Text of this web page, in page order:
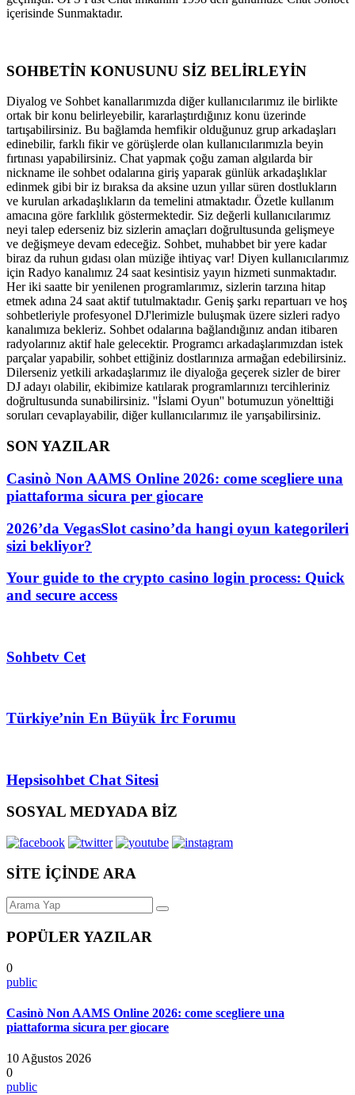
içerisinde Sunmaktadır.
SOHBETİN KONUSUNU SİZ BELİRLEYİN
Diyalog ve Sohbet kanallarımızda diğer kullanıcılarımız ile birlikte
ortak bir konu belirleyebilir, kararlaştırdığınız konu üzerinde
tartışabilirsiniz. Bu bağlamda hemfikir olduğunuz grup arkadaşları
edinebilir, farklı fikir ve görüşlerde olan kullanıcılarımızla beyin
fırtınası yapabilirsiniz. Chat yapmak çoğu zaman algılarda bir
nickname ile sohbet odalarına giriş yaparak günlük arkadaşlıklar
edinmek gibi bir iz bıraksa da aksine uzun yıllar süren dostlukların
ve kurulan arkadaşlıkların da temelini atmaktadır. Özetle kullanım
amacına göre farklılık göstermektedir. Siz değerli kullanıcılarımız
neyi talep ederseniz biz sizlerin amaçları doğrultusunda gelişmeye
ve değişmeye devam edeceğiz. Sohbet, muhabbet bir yere kadar
biraz da ruhun gıdası olan müziğe ihtiyaç var! Diyen kullanıcılarımız
için Radyo kanalımız 24 saat kesintisiz yayın hizmeti sunmaktadır.
Her iki saatte bir yenilenen programlarımız, sizlerin tarzına hitap
etmek adına 24 saat aktif tutulmaktadır. Geniş şarkı repartuarı ve hoş
sohbetleriyle profesyonel DJ'lerimizle buluşmak üzere sizleri radyo
kanalımıza bekleriz. Sohbet odalarına bağlandığınız andan itibaren
radyolarınız aktif hale gelecektir. Programcı arkadaşlarımızdan istek
parçalar yapabilir, sohbet ettiğiniz dostlarınıza armağan edebilirsiniz.
Dilerseniz yetkili arkadaşlarımız ile diyaloğa geçerek sizler de birer
DJ adayı olabilir, ekibimize katılarak programlarınızı tercihleriniz
doğrultusunda sunabilirsiniz. ''İslami Oyun'' botumuzun yönelttiği
soruları cevaplayabilir, diğer kullanıcılarımız ile yarışabilirsiniz.
SON YAZILAR
Casinò Non AAMS Online 2026: come scegliere una
piattaforma sicura per giocare
2026’da VegasSlot casino’da hangi oyun kategorileri
sizi bekliyor?
Your guide to the crypto casino login process: Quick
and secure access
Sohbetv Cet
Türkiye’nin En Büyük İrc Forumu
Hepsisohbet Chat Sitesi
SOSYAL MEDYADA BİZ
SİTE İÇİNDE ARA
POPÜLER YAZILAR
0
public
Casinò Non AAMS Online 2026: come scegliere una
piattaforma sicura per giocare
10 Ağustos 2026
0
public